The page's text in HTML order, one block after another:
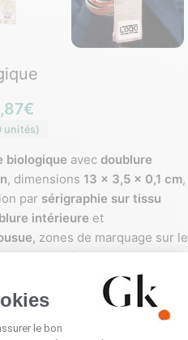
€
unités)
biologique avec doublure
, dimensions 13 x 3,5 x 0,1 cm,
par sérigraphie sur tissu
intérieure et
, zones de marquage sur le
. Coloris Beige